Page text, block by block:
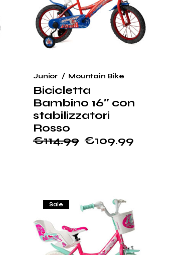
Bicicletta
Bambino 16″ con
stabilizzatori
Rosso
€114.99
Il
€109.99
Il
Junior Mountain Bike
Sale